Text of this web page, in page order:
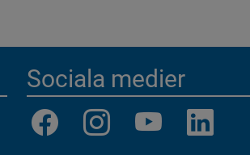
Sociala medier
FacebookInstagramYouTubeLinkedIn